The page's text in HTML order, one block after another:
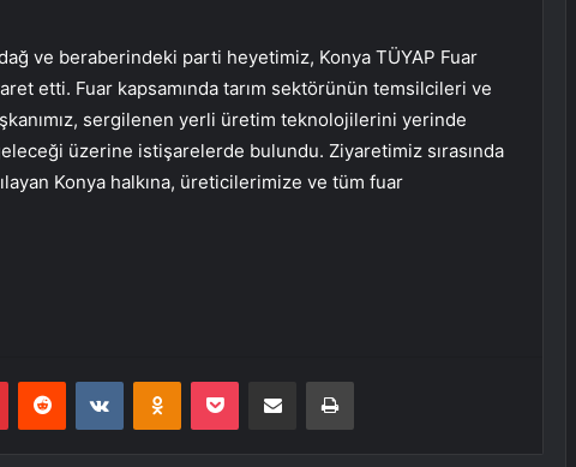
ve beraberindeki parti heyetimiz, Konya TÜYAP Fuar
etti. Fuar kapsamında tarım sektörünün temsilcileri ve
sergilenen yerli üretim teknolojilerini yerinde
üzerine istişarelerde bulundu. Ziyaretimiz sırasında
Konya halkına, üreticilerimize ve tüm fuar
PinterestReddit VKontakteOdnoklassniki
Pocket E-Posta ile paylaş Yazdır